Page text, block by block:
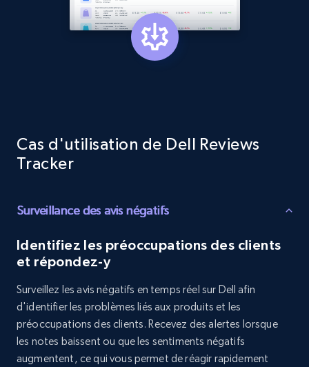
URL, Product id, Title, Product description,
Rating, Reviews count, Initial price, Discount,
Target - Gather data on products using
specified keywords
and more.
1.3K+ 175+ Commencer
Target - Discover products by category url
URL, Product id, Title, Product description,
Rating, Reviews count, Initial price, Discount,
Cas d'utilisation de Dell Reviews
Tracker
Surveillance des avis négatifs
Identifiez les préoccupations des clients
et répondez-y
Surveillez les avis négatifs en temps réel sur Dell afin
d'identifier les problèmes liés aux produits et les
préoccupations des clients. Recevez des alertes lorsque
les notes baissent ou que les sentiments négatifs
augmentent, ce qui vous permet de réagir rapidement